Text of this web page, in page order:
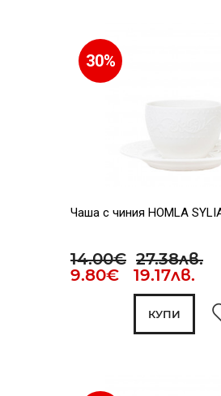
30%
Чаша с чиния HOMLA
14.00€ 27.38лв.
9.80€ 19.17лв.
КУПИ